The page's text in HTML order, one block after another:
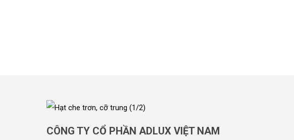
CÔNG TY CỔ PHẦN ADLUX VIỆT NAM